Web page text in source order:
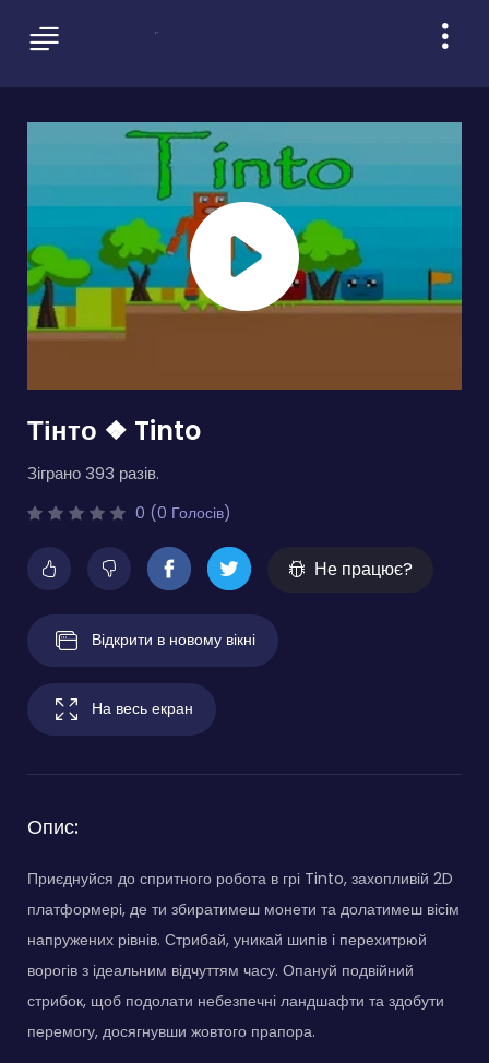
Тінто ❖ Tinto
Зіграно 393 разів.
0 (0 Голосів)
Не працює?
Відкрити в новому вікні
На весь екран
Опис:
Приєднуйся до спритного робота в грі Tinto, захопливій 2D
платформері, де ти збиратимеш монети та долатимеш вісім
напружених рівнів. Стрибай, уникай шипів і перехитрюй
ворогів з ідеальним відчуттям часу. Опануй подвійний
стрибок, щоб подолати небезпечні ландшафти та здобути
перемогу, досягнувши жовтого прапора.